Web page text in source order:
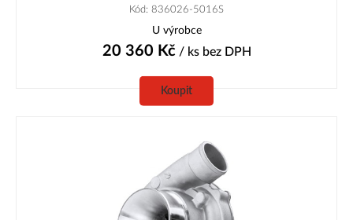
Kód: 836026-5016S
U výrobce
20 360 Kč/ ks bez DPH
Koupit